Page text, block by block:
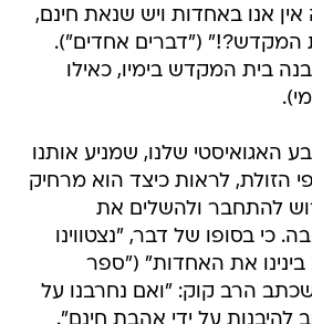
אנו באחדות ויש שנאת חינם,
המקדש?!" ("דברים אחדים").
בית המקדש בימיו, כאילו
האגואיסטי שלנו, שמניע אותנו
הזולת, לראות כיצד הוא מרחיק
להתחבר ולהשלים את
כי בסופו של דבר, "נצטווינו
בינינו את האחדות" ("ספר
הרב קוק: "ואם נחרבנו על
להיבנות על ידי אהבת חינם".